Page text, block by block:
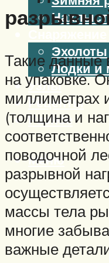
Нахлыст
Снаряжение
Эхолоты
Лодки и
Узлы
Рецепты
Разное
Меню
Такие данные
на упаковке.
миллиметрах
(толщина и
поводочной
разрывной
массы тела
многие
важные